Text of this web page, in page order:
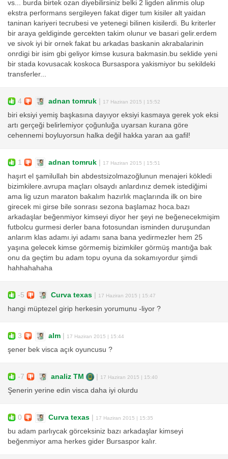
vs... burda birtek ozan diyebilirsiniz belki 2 ligden alinmis olup
ekstra performans sergileyen fakat diger tum kisiler alt yaidan
taninan kariyeri tecrubesi ve yetenegi bilinen kisilerdi. Bu kriterler
bir araya geldiginde gercekten takim olunur ve basari gelir.erdem
ve sivok iyi bir ornek fakat bu arkadas baskanin akrabalarinin
onrdigi bir isim gbi geliyor kimse kusura bakmasin.bu seklide yeni
bir stada kovusacak koskoca Bursaspora yakismiyor bu sekildeki
transferler...
4 adnan tomruk 17 Haziran 2015 | 15:52
biri eksiyi yemiş başkasına dayıyor eksiyi kasmaya gerek yok eksi
artı gerçeği belirlemiyor çoğunluğa uyarsan kurana göre
cehennemi boyluyorsun halka değil hakka yaran aa gafil!
1 adnan tomruk 17 Haziran 2015 | 15:51
haşırt el şamilullah bin abdestsizolmazoğlunun menajeri kökledi
bizimkilere.avrupa maçları olsaydı anlardınız demek istediğimi
ama lig uzun maraton bakalım hazırlık maçlarında ilk on bire
girecek mi girse bile sonrası sezona başlamaz hoca.bazı
arkadaşlar beğenmiyor kimseyi diyor her şeyi ne beğenecekmişim
futbolcu gurmesi derler bana fotosundan isminden duruşundan
anlarım klas adamı.iyi adamı sana bana yedirmezler hem 25
yaşına gelecek kimse görmemiş bizimkiler görmüş mantığa bak
onu da geçtim bu adam topu oyuna da sokamıyordur şimdi
hahhahahaha
-5 Curva texas 17 Haziran 2015 | 15:47
hangi müptezel girip herkesin yorumunu -liyor ?
3 alm 17 Haziran 2015 | 15:44
şener bek visca açık oyuncusu ?
-7 analiz TM 17 Haziran 2015 | 15:40
Şenerin yerine edin visca daha iyi olurdu
0 Curva texas 17 Haziran 2015 | 15:35
bu adam parlıycak görceksiniz bazı arkadaşlar kimseyi
beğenmiyor ama herkes gider Bursaspor kalır.